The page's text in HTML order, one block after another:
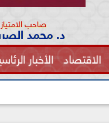
صاحب الامتيازد. محمد
الاقتصاد الأخبار